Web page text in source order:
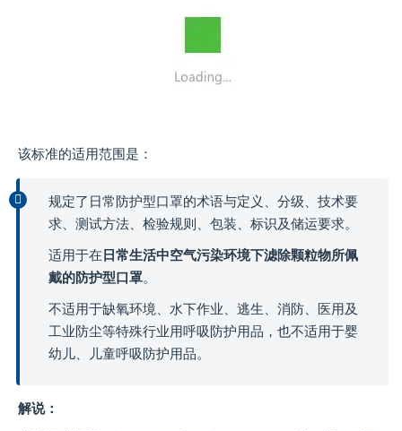
该标准的适用范围是：
规定了日常防护型口罩的术语与定义、分级、技术要
求、测试方法、检验规则、包装、标识及储运要求。
适用于在 日常生活中空气污染环境下滤除颗粒物所佩
戴的防护型口罩。
不适用于缺氧环境、水下作业、逃生、消防、医用及
工业防尘等特殊行业用呼吸防护用品，也不适用于婴
幼儿、儿童呼吸防护用品。
解说：